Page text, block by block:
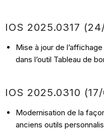
IOS 2025.0317
Mise à jour de
dans l’outil Tableau de
IOS 2025.0310
Modernisation de la
anciens outils